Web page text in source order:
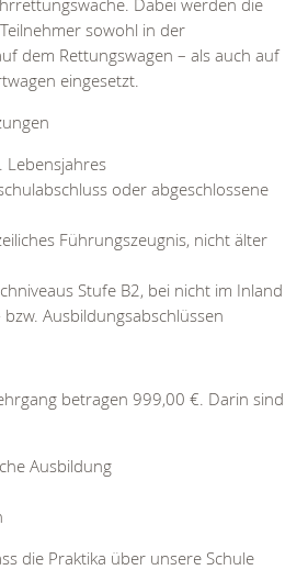
sowohl in der
dem Rettungswagen – als auch auf
eingesetzt.
Lebensjahres
oder abgeschlossene
Führungszeugnis, nicht älter
Stufe B2, bei nicht im Inland
Ausbildungsabschlüssen
betragen 999,00 €. Darin sind
Ausbildung
die Praktika über unsere Schule